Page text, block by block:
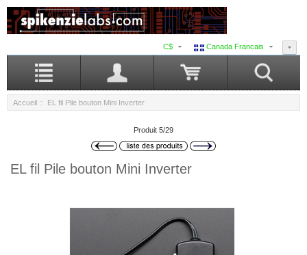
Canada Francais
C$
Accueil :: EL fil Pile bouton Mini Inverter
Produit 5/29
EL fil Pile bouton Mini Inverter